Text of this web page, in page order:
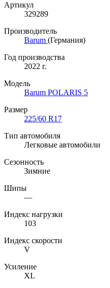
Артикул
329289
Производитель
Barum (Германия)
Год производства
2022 г.
Модель
Barum POLARIS 5
Размер
225/60 R17
Тип автомобиля
Легковые автомобили
Сезонность
Зимние
Шипы
—
Индекс нагрузки
103
Индекс скорости
V
Усиление
XL